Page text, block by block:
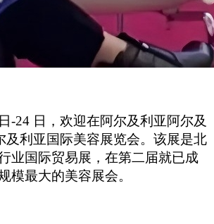
-24 日，欢迎在阿尔及利亚阿尔及
及利亚国际美容展览会。该展是北
业国际贸易展，在第二届就已成
模最大的美容展会。